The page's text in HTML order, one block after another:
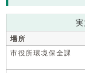
場所
市役所環境保全課